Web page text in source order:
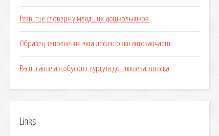
Развитие словаря у младших дошкольников
Образец заполнения акта дефектовки автозапчасти
Расписание автобусов с сургута до нижневартовска
Links